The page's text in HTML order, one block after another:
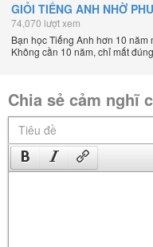
GIỎI TIẾNG ANH NHỜ
74,070 lượt xem
Bạn học Tiếng Anh hơn 10
Không cần 10 năm, chỉ mất
Chia sẻ cảm nghĩ